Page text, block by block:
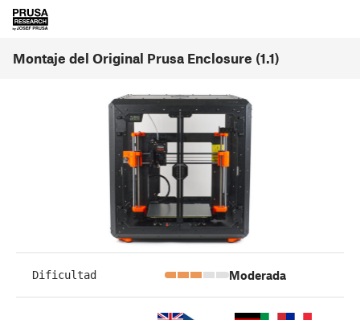
Montaje del Original Prusa Enclosure (1.1)
Dificultad Moderada